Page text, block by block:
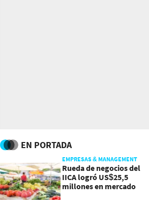
EN PORTADA
EMPRESAS & MANAGEMENT
Rueda de negocios del
IICA logró US$25,5
millones en mercado